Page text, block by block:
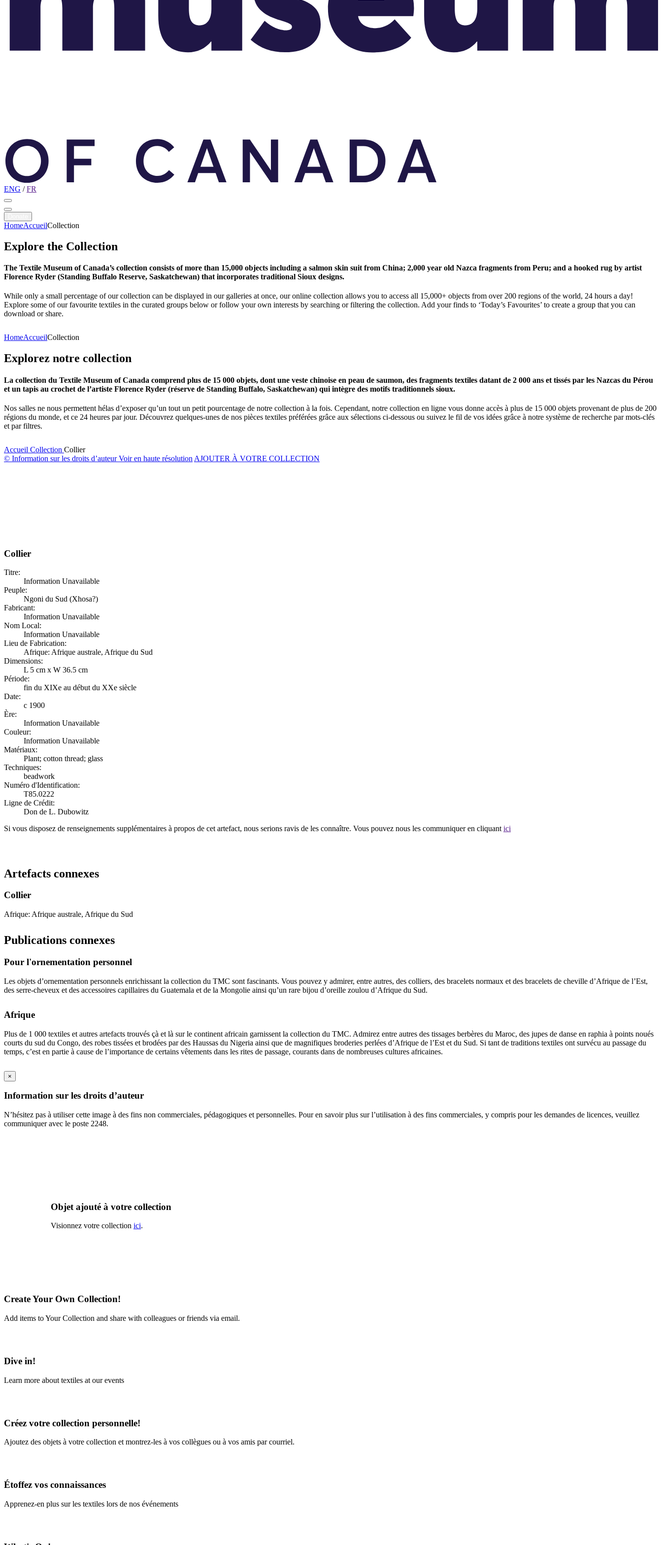
ENG /FR
HomeAccueilCollection
Explore the Collection
The Textile Museum of Canada’s collection consists of more than 15,000 objects including a salmon skin suit from China; 2,000 year old Nazca fragments from Peru; and a hooked rug by artist
Florence Ryder (Standing Buffalo Reserve, Saskatchewan) that incorporates traditional Sioux designs.
While only a small percentage of our collection can be displayed in our galleries at once, our online collection allows you to access all 15,000+ objects from over 200 regions of the world, 24 hours a day!
Explore some of our favourite textiles in the curated groups below or follow your own interests by searching or filtering the collection. Add your finds to ‘Today’s Favourites’ to create a group that you can
download or share.
HomeAccueilCollection
Explorez notre collection
La collection du Textile Museum of Canada comprend plus de 15 000 objets, dont une veste chinoise en peau de saumon, des fragments textiles datant de 2 000 ans et tissés par les Nazcas du Pérou
et un tapis au crochet de l’artiste Florence Ryder (réserve de Standing Buffalo, Saskatchewan) qui intègre des motifs traditionnels sioux.
Nos salles ne nous permettent hélas d’exposer qu’un tout un petit pourcentage de notre collection à la fois. Cependant, notre collection en ligne vous donne accès à plus de 15 000 objets provenant de plus de 200
régions du monde, et ce 24 heures par jour. Découvrez quelques-unes de nos pièces textiles préférées grâce aux sélections ci-dessous ou suivez le fil de vos idées grâce à notre système de recherche par mots-clés
et par filtres.
Accueil Collection Collier
© Information sur les droits d’auteurVoir en haute résolution AJOUTER À VOTRE COLLECTION
Collier
Titre:
Information Unavailable
Peuple:
Ngoni du Sud (Xhosa?)
Fabricant:
Information Unavailable
Nom Local:
Information Unavailable
Lieu de Fabrication:
Afrique: Afrique australe, Afrique du Sud
Dimensions:
L 5 cm x W 36.5 cm
Période:
fin du XIXe au début du XXe siècle
Date:
c 1900
Ère:
Information Unavailable
Couleur:
Information Unavailable
Matériaux:
Plant; cotton thread; glass
Techniques:
beadwork
Numéro d'Identification:
T85.0222
Ligne de Crédit:
Don de L. Dubowitz
Si vous disposez de renseignements supplémentaires à propos de cet artefact, nous serions ravis de les connaître. Vous pouvez nous les communiquer en cliquant ici
Artefacts connexes
Collier
Afrique: Afrique australe, Afrique du Sud
Publications connexes
Pour l'ornementation personnel
Les objets d’ornementation personnels enrichissant la collection du TMC sont fascinants. Vous pouvez y admirer, entre autres, des colliers, des bracelets normaux et des bracelets de cheville d’Afrique de l’Est,
des serre-cheveux et des accessoires capillaires du Guatemala et de la Mongolie ainsi qu’un rare bijou d’oreille zoulou d’Afrique du Sud.
Afrique
Plus de 1 000 textiles et autres artefacts trouvés çà et là sur le continent africain garnissent la collection du TMC. Admirez entre autres des tissages berbères du Maroc, des jupes de danse en raphia à points noués
courts du sud du Congo, des robes tissées et brodées par des Haussas du Nigeria ainsi que de magnifiques broderies perlées d’Afrique de l’Est et du Sud. Si tant de traditions textiles ont survécu au passage du
temps, c’est en partie à cause de l’importance de certains vêtements dans les rites de passage, courants dans de nombreuses cultures africaines.
×
Information sur les droits d’auteur
N’hésitez pas à utiliser cette image à des fins non commerciales, pédagogiques et personnelles. Pour en savoir plus sur l’utilisation à des fins commerciales, y compris pour les demandes de licences, veuillez
communiquer avec le poste 2248.
Objet ajouté à votre collection
Visionnez votre collection ici.
Create Your Own Collection!
Add items to Your Collection and share with colleagues or friends via email.
Dive in!
Learn more about textiles at our events
Créez votre collection personnelle!
Ajoutez des objets à votre collection et montrez-les à vos collègues ou à vos amis par courriel.
Étoffez vos connaissances
Apprenez-en plus sur les textiles lors de nos événements